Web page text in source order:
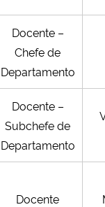
Docente –
Chefe de
Departamento
Docente –
Subchefe de
Departamento
Docente